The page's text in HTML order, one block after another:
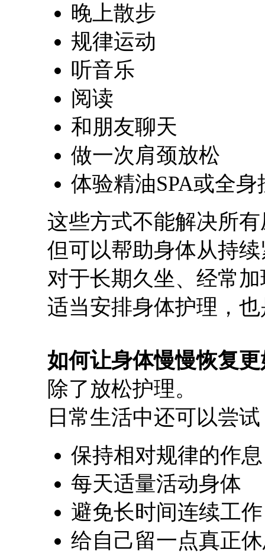
晚上散步
规律运动
听音乐
阅读
和朋友聊天
做一次肩颈放松
体验精油SPA或全身
这些方式不能解决所
但可以帮助身体从持
对于长期久坐、经常
适当安排身体护理，
如何让身体慢慢恢复
除了放松护理。
日常生活中还可以尝
保持相对规律的作息
每天适量活动身体
避免长时间连续工作
给自己留一点真正